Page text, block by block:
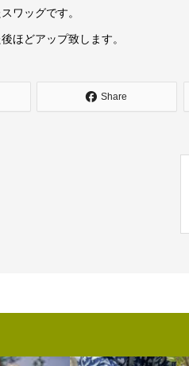
ワッグです。
ほどアップ致します。
Share